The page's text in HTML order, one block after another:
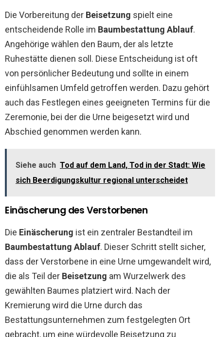
Die Vorbereitung der Beisetzung spielt eine
entscheidende Rolle im Baumbestattung Ablauf.
Angehörige wählen den Baum, der als letzte
Ruhestätte dienen soll. Diese Entscheidung ist oft
von persönlicher Bedeutung und sollte in einem
einfühlsamen Umfeld getroffen werden. Dazu gehört
auch das Festlegen eines geeigneten Termins für die
Zeremonie, bei der die Urne beigesetzt wird und
Abschied genommen werden kann.
Siehe auch Tod auf dem Land, Tod in der Stadt: Wie
sich Beerdigungskultur regional unterscheidet
Einäscherung des Verstorbenen
Die Einäscherung ist ein zentraler Bestandteil im
Baumbestattung Ablauf. Dieser Schritt stellt sicher,
dass der Verstorbene in eine Urne umgewandelt wird,
die als Teil der Beisetzung am Wurzelwerk des
gewählten Baumes platziert wird. Nach der
Kremierung wird die Urne durch das
Bestattungsunternehmen zum festgelegten Ort
gebracht, um eine würdevolle Beisetzung zu